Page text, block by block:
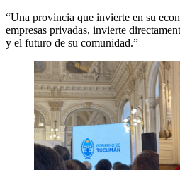
“Una provincia que invierte en su
empresas privadas, invierte
y el futuro de su comunidad.”